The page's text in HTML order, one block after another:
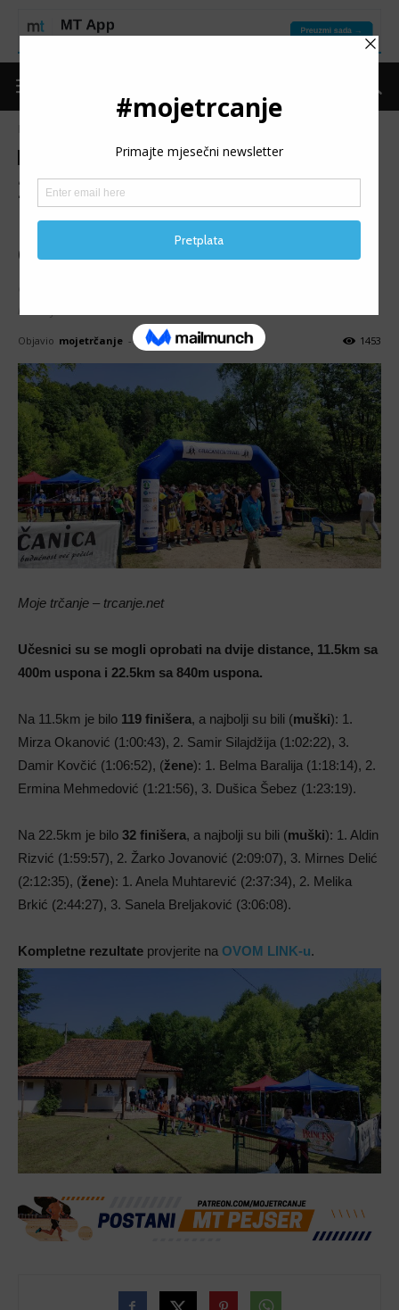
Izdvojeno Trke Vijesti
2. GRAČANICA TRAIL:
Ukupno 151 finišer na dvije
distance
izdanje Gračanica Traila.
Objavio mojetrčanje - 21/05/2023 1453
Moje trčanje – trcanje.net
Učesnici su se mogli oprobati na dvije distance, 11.5km sa
400m uspona i 22.5km sa 840m uspona.
Na 11.5km je bilo 119 finišera, a najbolji su bili (muški): 1.
Mirza Okanović (1:00:43), 2. Samir Silajdžija (1:02:22), 3.
Damir Kovčić (1:06:52), (žene): 1. Belma Baralija (1:18:14), 2.
Ermina Mehmedović (1:21:56), 3. Dušica Šebez (1:23:19).
Na 22.5km je bilo 32 finišera, a najbolji su bili (muški): 1. Aldin
Rizvić (1:59:57), 2. Žarko Jovanović (2:09:07), 3. Mirnes Delić
(2:12:35), (žene): 1. Anela Muhtarević (2:37:34), 2. Melika
Brkić (2:44:27), 3. Sanela Breljaković (3:06:08).
Kompletne rezultate provjerite na OVOM LINK-u.